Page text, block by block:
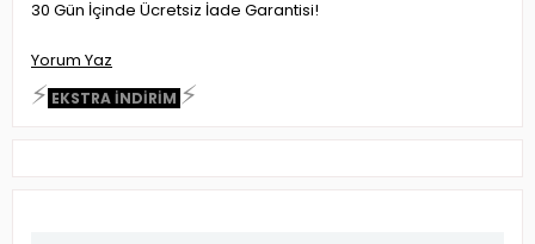
30 Gün İçinde Ücretsiz İade Garantisi!
Yorum Yaz
⚡ EKSTRA İNDİRİM ⚡